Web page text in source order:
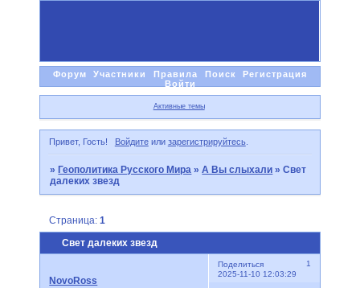
Форум Участники Правила Поиск
Регистрация
Войти
Активные темы
Привет, Гость! Войдитеили зарегистрируйтесь.
»Геополитика Русского Мира »А Вы слыхали »Свет
далеких звезд
Свет далеких звезд
Страница:1
Поделиться
1
2025-11-10 12:03:29
NovoRoss